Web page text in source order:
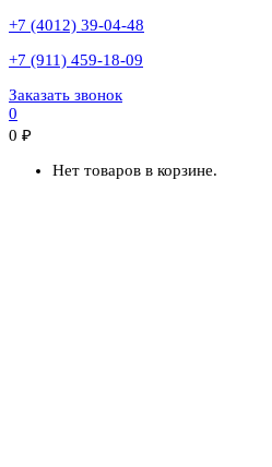
+7 (4012) 39-04-48
+7 (911) 459-18-09
Заказать звонок
0
0 ₽
Нет товаров в корзине.